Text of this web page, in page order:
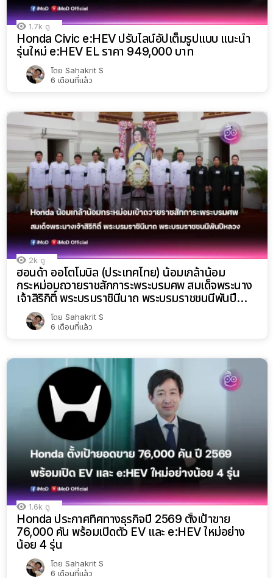
1.7k ดู
Honda Civic e:HEV ปรับไลน์อัปเต็มรูปแบบ แนะนำ
รุ่นใหม่ e:HEV EL ราคา 949,000 บาท
โดย Sahakrit S
6 เดือนที่แล้ว
2k ดู
ฮอนด้า ออโตโมบิล (ประเทศไทย) น้อมเกล้าน้อม
กระหม่อมถวายราชสักการะพระบรมศพ สมเด็จพระนาง
เจ้าสิริกิติ์ พระบรมราชินีนาถ พระบรมราชชนนีพันปี
หลวง
โดย Sahakrit S
6 เดือนที่แล้ว
1.6k ดู
Honda ประกาศทิศทางธุรกิจปี 2569 ตั้งเป้าขาย
76,000 คัน พร้อมเปิดตัว EV และ e:HEV ใหม่อย่าง
น้อย 4 รุ่น
โดย Sahakrit S
6 เดือนที่แล้ว